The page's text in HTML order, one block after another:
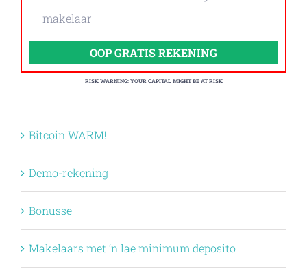
makelaar
OOP GRATIS REKENING
RISK WARNING: YOUR CAPITAL MIGHT BE AT RISK
Bitcoin WARM!
Demo-rekening
Bonusse
Makelaars met ‘n lae minimum deposito